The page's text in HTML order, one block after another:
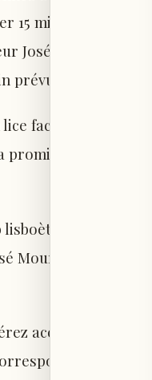
15 millions
José Mourinho, à
dimanche
face à Enrique
de ramener
précise que
Mourinho en cas
accède à la
à la